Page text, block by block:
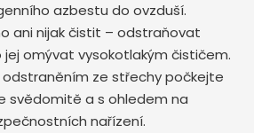
azbestu do ovzduší.
ani nijak čistit – odstraňovat
omývat vysokotlakým čističem.
odstraněním ze střechy počkejte
svědomitě a s ohledem na
nařízení.